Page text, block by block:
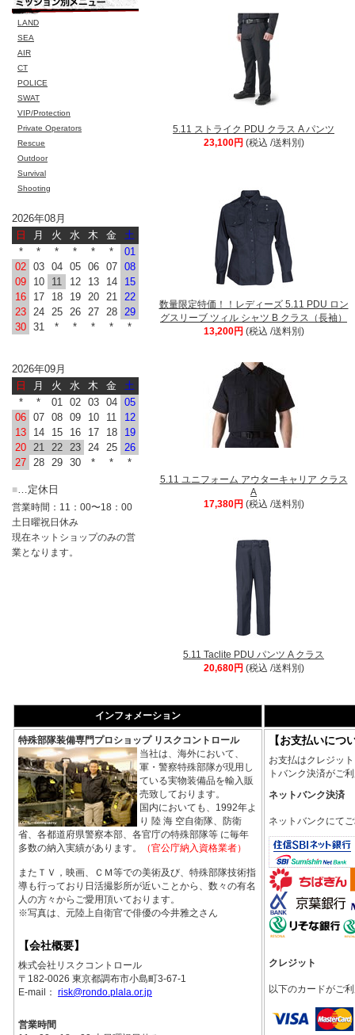
5.11 ストライク PDU クラス A パンツ
23,100円 (税込 /送料別)
数量限定特価！！レディーズ 5.11 PDU ロン
グスリーブ ツィル シャツ B クラス（長袖）
13,200円 (税込 /送料別)
5.11 ユニフォーム アウターキャリア クラス
A
17,380円 (税込 /送料別)
5.11 Taclite PDU パンツ A クラス
20,680円 (税込 /送料別)
LAND
SEA
AIR
CT
POLICE
SWAT
VIP/Protection
Private Operators
Rescue
Outdoor
Survival
Shooting
2026年08月
日
月 火 水 木 金
土
*
* * * * *
01
02 03 04 05 06 07
08
09
10 11 12 13 14
15
16
17 18 19 20 21
22
23
24 25 26 27 28
29
30 31 * * * * *
2026年09月
日
月 火 水 木 金
土
*
* 01 02 03 04
05
06 07 08 09 10 11
12
13
14 15 16 17 18
19
20
21 22 23 24 25
26
27
28 29 30 * * *
■ …定休日
営業時間：11：00〜18：00
土日曜祝日休み
現在ネットショップのみの営
業となります。
インフォメーション
特殊部隊装備専門プロショップ リスクコントロール
当社は、海外において、
軍・警察特殊部隊が現用し
ている実物装備品を輸入販
売致しております。
国内においても、1992年よ
り 陸 海 空自衛隊、防衛
省、各都道府県警察本部、各官庁の特殊部隊等 に毎年
多数の納入実績があります。
（官公庁納入資格業者）
またＴＶ，映画、ＣＭ等での美術及び、特殊部隊技術指
導も行っており日活撮影所が近いことから、数々の有名
人の方々からご愛用頂いております。
※写真は、元陸上自衛官で俳優の今井雅之さん
【会社概要】
株式会社リスクコントロール
〒182-0026 東京都調布市小島町3-67-1
E-mail： risk@rondo.plala.or.jp
営業時間
【お支払いにつ
お支払はクレジッ
トバンク決済がご
ネットバンク決済
ネットバンクにて
クレジット
以下のカードがご